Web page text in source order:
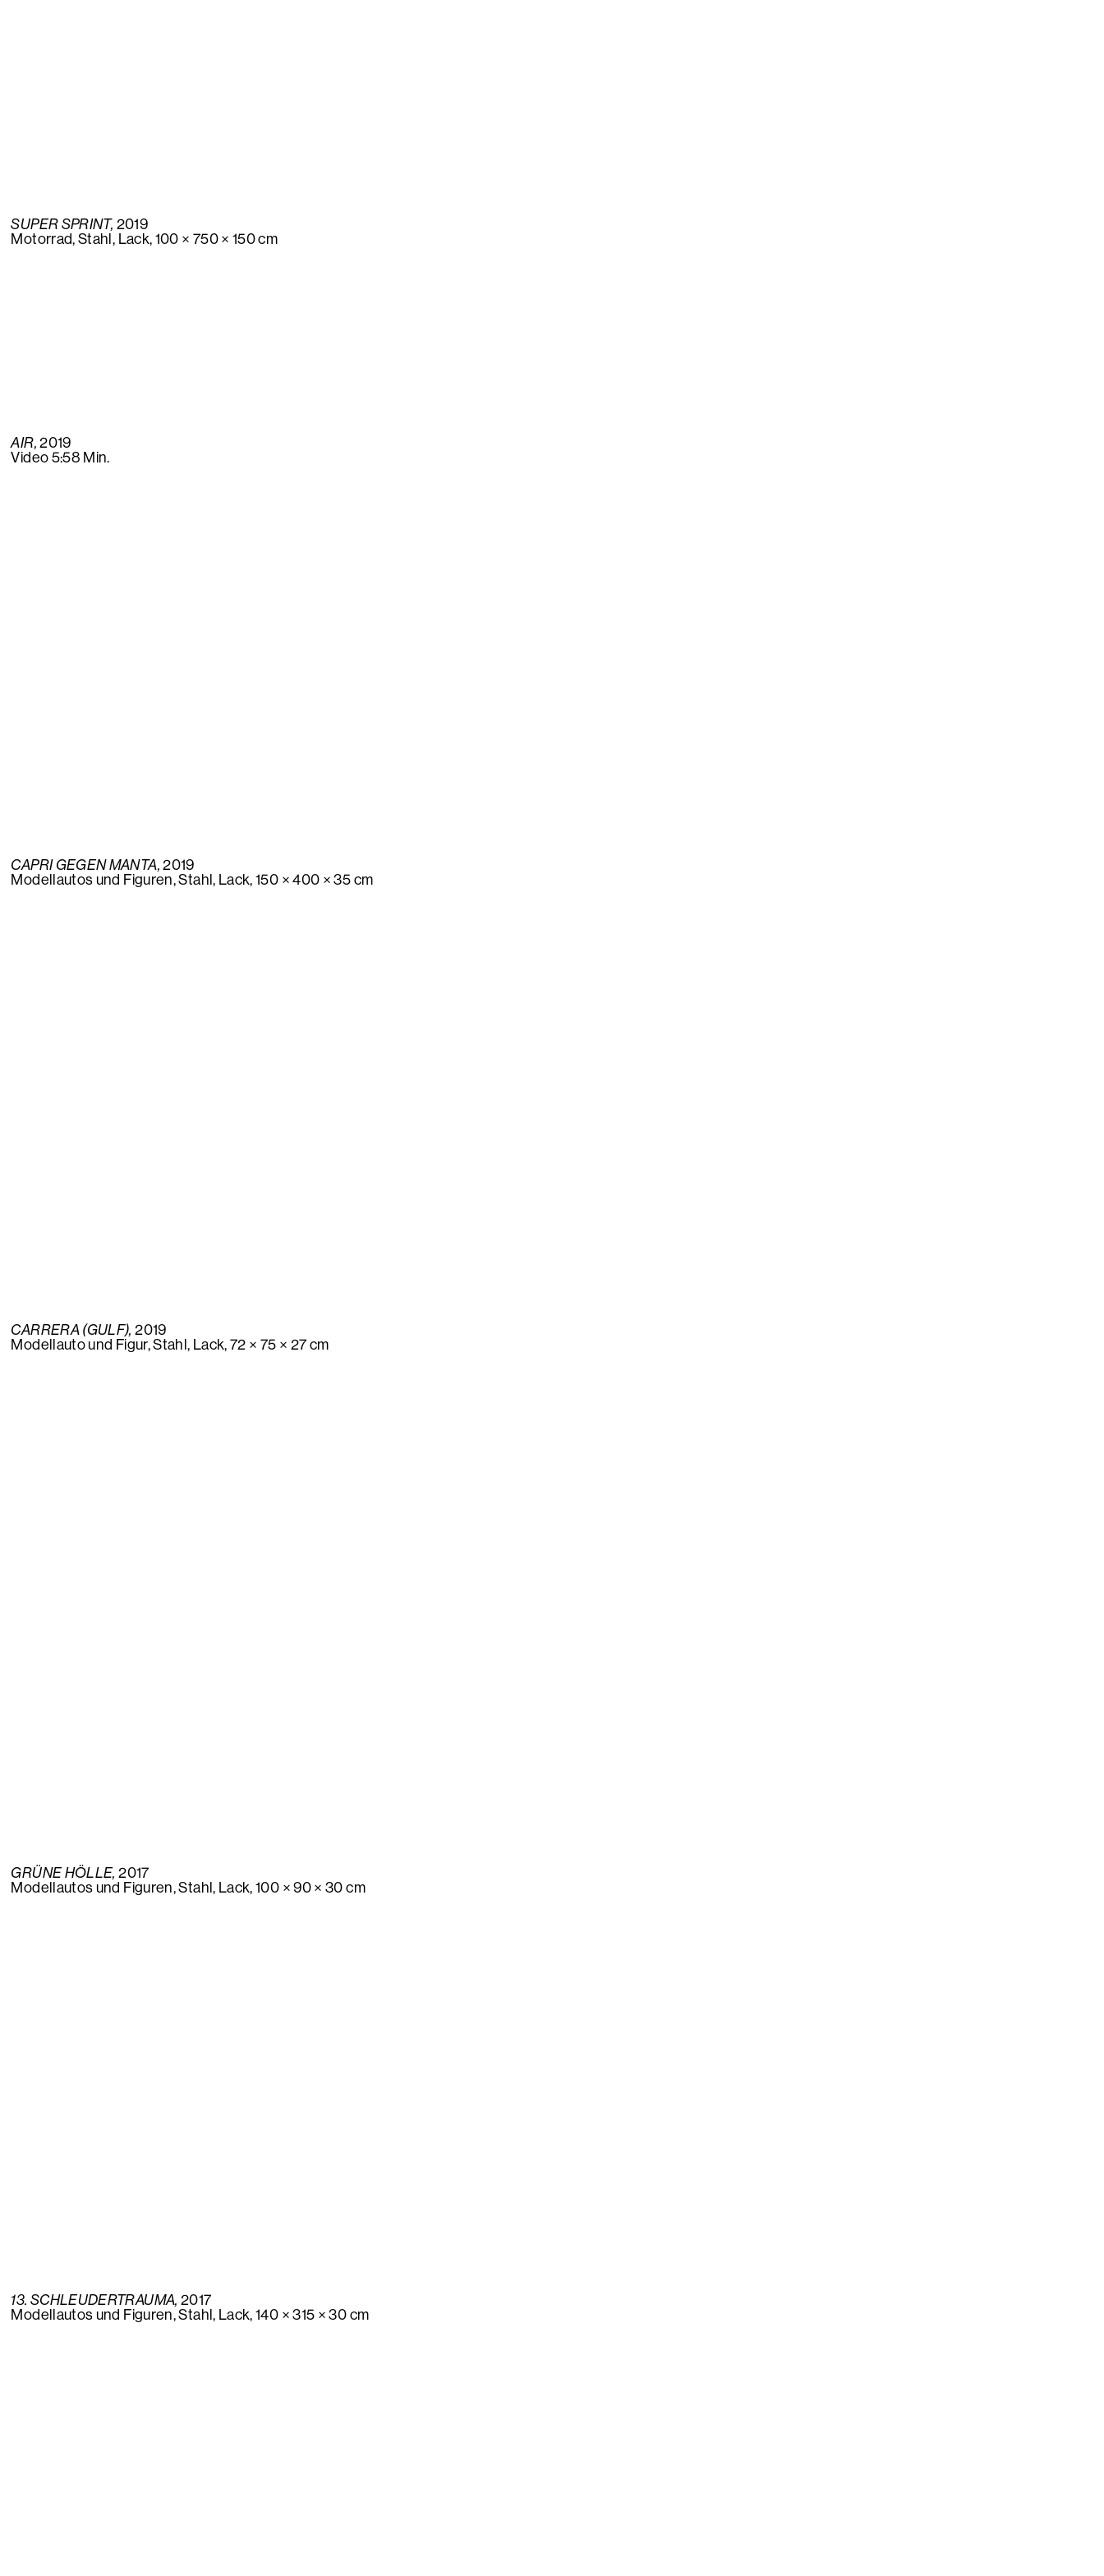
SUPER SPRINT, 2019
Motorrad, Stahl, Lack, 100 × 750 × 150 cm
AIR,2019
Video 5:58 Min.
CAPRI GEGEN MANTA,2019
Modellautos und Figuren, Stahl, Lack, 150 × 400 × 35 cm
CARRERA (GULF), 2019
Modellauto und Figur, Stahl, Lack, 72 × 75 × 27 cm
GRÜNE HÖLLE, 2017
Modellautos und Figuren, Stahl, Lack, 100 × 90 × 30 cm
13. SCHLEUDERTRAUMA, 2017
Modellautos und Figuren, Stahl, Lack, 140 × 315 × 30 cm